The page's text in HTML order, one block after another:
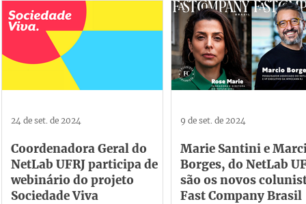
Coordenadora Geral do
NetLab UFRJ participa de
webinário do projeto
Sociedade Viva
24 de set. de 2024
Marie Santini e
Borges, do NetLab
são os novos
Fast Company Brasil
9 de set. de 2024